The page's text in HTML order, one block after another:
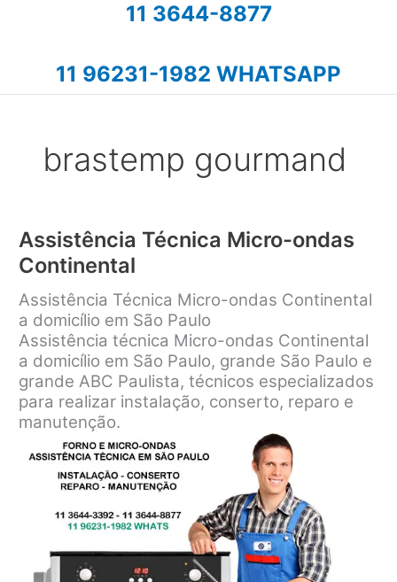
11 3644-8877
11 96231-1982 WHATSAPP
brastemp gourmand
Assistência Técnica Micro-ondas
Continental
Assistência Técnica Micro-ondas Continental
a domicílio em São Paulo
Assistência técnica Micro-ondas Continental
a domicílio em São Paulo, grande São Paulo e
grande ABC Paulista, técnicos especializados
para realizar instalação, conserto, reparo e
manutenção.